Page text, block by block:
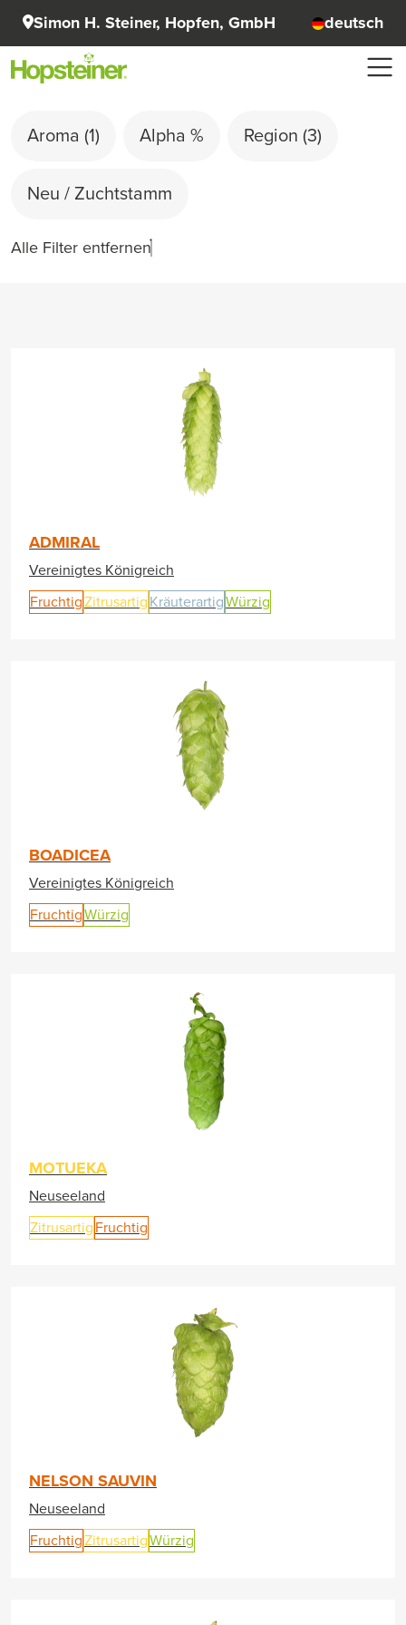
Simon H. Steiner, Hopfen, GmbH deutsch
Aroma (1) Alpha % Region (3)
Neu / Zuchtstamm
Alle Filter entfernen
ADMIRAL
Vereinigtes Königreich
FruchtigZitrusartig KräuterartigWürzig
BOADICEA
Vereinigtes Königreich
FruchtigWürzig
MOTUEKA
Neuseeland
Zitrusartig Fruchtig
NELSON SAUVIN
Neuseeland
FruchtigZitrusartigWürzig